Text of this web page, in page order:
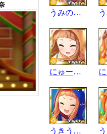
うみのいきもの
にゅーいやー
うきうききゃんぷ